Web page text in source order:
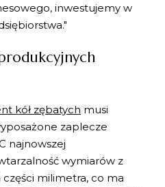
inwestujemy w
kół zębatych musi
zaplecze
najnowszej
wymiarów z
milimetra, co ma